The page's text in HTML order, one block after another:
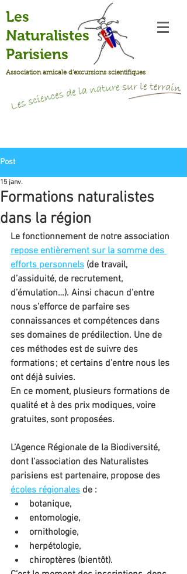
Les
Naturalistes
Parisiens
Association amicale d’excursions scientifiques
Post
Formations naturalistes
dans la région
15 janv.
Le fonctionnement de notre association
repose entièrement sur la somme des
efforts personnels (de travail,
d’assiduité, de recrutement,
d’émulation…). Ainsi chacun d’entre
nous s’efforce de parfaire ses
connaissances et compétences dans
ses domaines de prédilection. Une de
ces méthodes est de suivre des
formations ; et certains d’entre nous les
ont déjà suivies.
En ce moment, plusieurs formations de
qualité et à des prix modiques, voire
gratuites, sont proposées.
L’Agence Régionale de la Biodiversité,
dont l’association des Naturalistes
parisiens est partenaire, propose des
écoles régionales de :
botanique,
entomologie,
ornithologie,
herpétologie,
chiroptères (bientôt).